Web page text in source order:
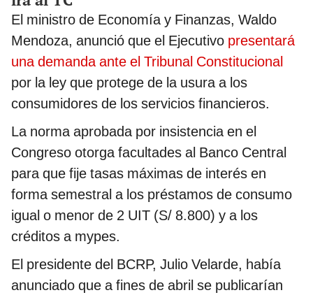
El ministro de Economía y Finanzas, Waldo
Mendoza, anunció que el Ejecutivo presentará
una demanda ante el Tribunal Constitucional
por la ley que protege de la usura a los
consumidores de los servicios financieros.
La norma aprobada por insistencia en el
Congreso otorga facultades al Banco Central
para que fije tasas máximas de interés en
forma semestral a los préstamos de consumo
igual o menor de 2 UIT (S/ 8.800) y a los
créditos a mypes.
El presidente del BCRP, Julio Velarde, había
anunciado que a fines de abril se publicarían